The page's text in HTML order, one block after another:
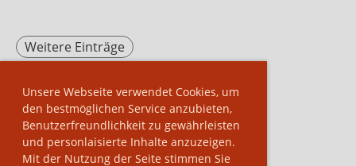
Unsere Webseite verwendet Cookies, um
den bestmöglichen Service anzubieten,
Benutzerfreundlichkeit zu gewährleisten
und personlaisierte Inhalte anzuzeigen.
Mit der Nutzung der Seite stimmen Sie
Weitere Einträge